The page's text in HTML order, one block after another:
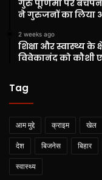
गुरु पूर्णिमा पर
ने गुरुजनों का लिया
2 weeks ago
शिक्षा और स्वास्थ्य के
विवेकानंद को कौशी
Tag
आम मुद्दे क्राइम खेल
देश बिजनेस बिहार
स्वास्थ्य